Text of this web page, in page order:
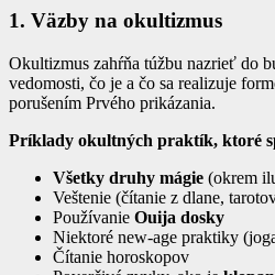
1. Väzby na okultizmus
Okultizmus zahŕňa túžbu nazrieť do
vedomosti, čo je a čo sa realizuje
porušením Prvého prikázania.
Príklady okultných praktík, ktoré
Všetky druhy mágie (okrem
Veštenie (čítanie z dlane,
Používanie Ouija dosky
Niektoré new-age praktiky
Čítanie horoskopov